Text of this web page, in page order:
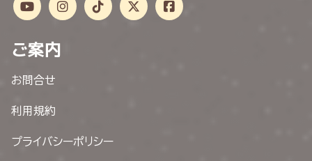
ご案内
お問合せ
利用規約
プライバシーポリシー